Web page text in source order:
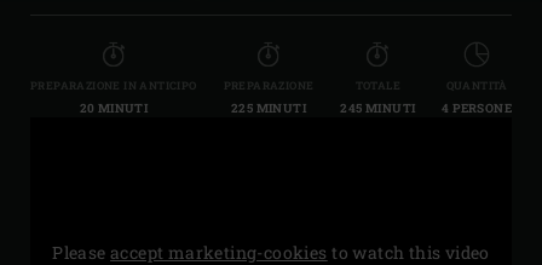
PREPARAZIONE IN ANTICIPO
20 MINUTI
PREPARAZIONE
225 MINUTI
TOTALE
245 MINUTI
QUANTITÀ
4 PERSONE
Pleaseaccept marketing-cookies to watch this video